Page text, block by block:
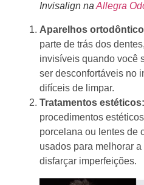
Invisalign naAllegra
Aparelhos
parte de trás dos
invisíveis quando você
ser desconfortáveis no
difíceis de limpar.
Tratamentos estéticos:
procedimentos
porcelana ou lentes de
usados para melhorar
disfarçar imperfeições.